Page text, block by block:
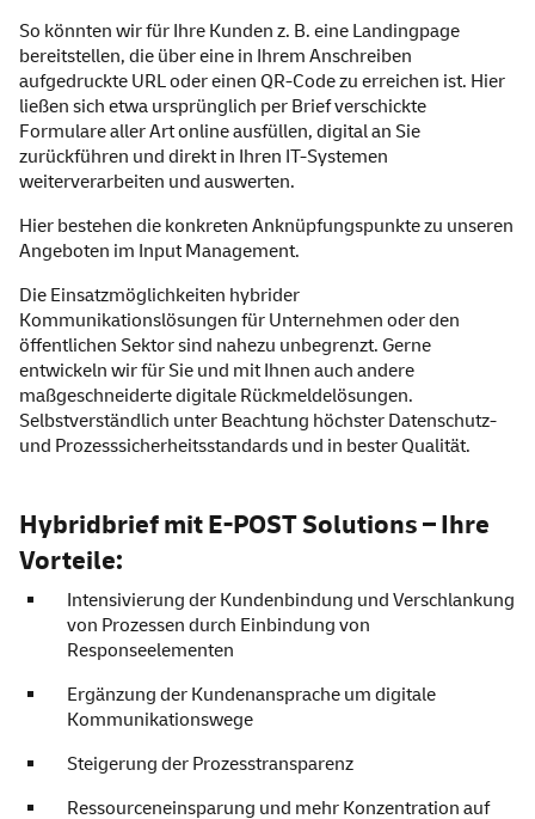
So könnten wir für Ihre Kunden z. B. eine Landingpage
bereitstellen, die über eine in Ihrem Anschreiben
aufgedruckte URL oder einen QR-Code zu erreichen ist. Hier
ließen sich etwa ursprünglich per Brief verschickte
Formulare aller Art online ausfüllen, digital an Sie
zurückführen und direkt in Ihren IT-Systemen
weiterverarbeiten und auswerten.
Hier bestehen die konkreten Anknüpfungspunkte zu unseren
Angeboten im Input Management.
Die Einsatzmöglichkeiten hybrider
Kommunikationslösungen für Unternehmen oder den
öffentlichen Sektor sind nahezu unbegrenzt. Gerne
entwickeln wir für Sie und mit Ihnen auch andere
maßgeschneiderte digitale Rückmeldelösungen.
Selbstverständlich unter Beachtung höchster Datenschutz-
und Prozesssicherheitsstandards und in bester Qualität.
Hybridbrief mit E-POST Solutions – Ihre
Vorteile:
Intensivierung der Kundenbindung und Verschlankung
von Prozessen durch Einbindung von
Responseelementen
Ergänzung der Kundenansprache um digitale
Kommunikationswege
Steigerung der Prozesstransparenz
Ressourceneinsparung und mehr Konzentration auf